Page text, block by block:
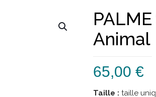
Animal
65,00 €
Taille : taille